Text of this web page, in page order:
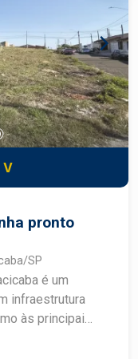
novas, boa
com
valorização.
agente de
de
V
pronto
SP
é um
infraestrutura
às principais